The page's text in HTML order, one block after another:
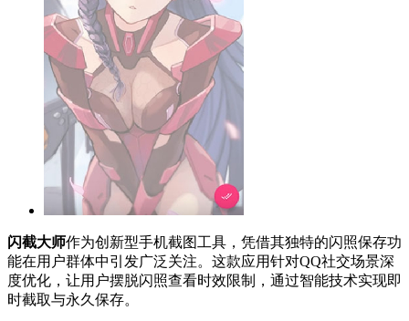
闪截大师作为创新型手机截图工具，凭借其独特的闪照保存功
能在用户群体中引发广泛关注。这款应用针对QQ社交场景深
度优化，让用户摆脱闪照查看时效限制，通过智能技术实现即
时截取与永久保存。